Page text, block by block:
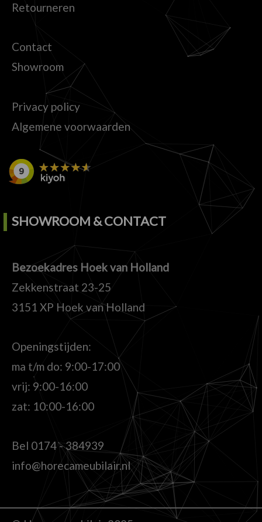
Retourneren
Contact
Showroom
Privacy policy
Algemene voorwaarden
SHOWROOM & CONTACT
Bezoekadres Hoek van Holland
Zekkenstraat 23-25
3151 XP Hoek van Holland
Openingstijden:
ma t/m do: 9:00-17:00
vrij: 9:00-16:00
zat: 10:00-16:00
Bel 0174 - 384939
info@horecameubilair.nl